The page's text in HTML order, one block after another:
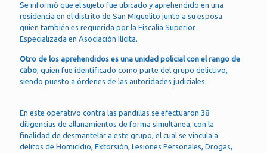
Se informó que el sujeto fue ubicado y aprehendido en una
residencia en el distrito de San Miguelito junto a su esposa
quien también es requerida por la Fiscalía Superior
Especializada en Asociación Ilícita.
Otro de los aprehendidos es una unidad policial con el rango de
cabo, quien fue identificado como parte del grupo delictivo,
siendo puesto a órdenes de las autoridades judiciales.
En este operativo contra las pandillas se efectuaron 38
diligencias de allanamientos de forma simultánea, con la
finalidad de desmantelar a este grupo, el cual se vincula a
delitos de Homicidio, Extorsión, Lesiones Personales, Drogas,